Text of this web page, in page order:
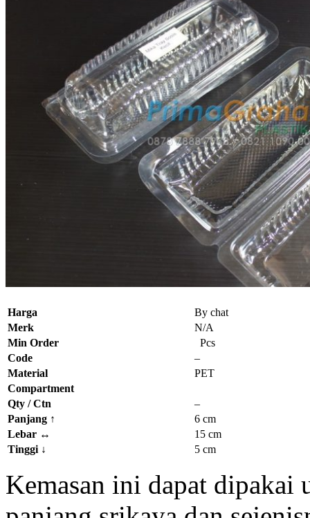
Harga
By chat
Merk
N/A
Min Order
Pcs
Code
–
Material
PET
Compartment
Qty / Ctn
–
Panjang ↑
6 cm
Lebar ↔
15 cm
Tinggi ↓ 5 cm
Kemasan ini dapat